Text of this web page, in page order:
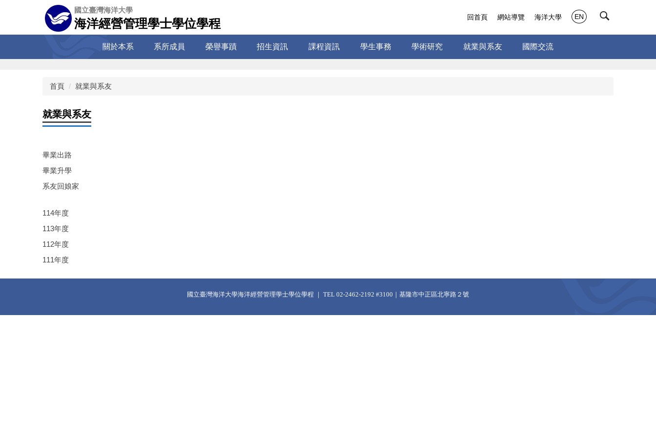
容
國立臺灣海洋大學
海洋經營管理學士學位學程
關於本系 系所成員 榮譽事蹟 招生資訊 課程資訊 學生事務 學術研究 就業與系友 國際交流
回首頁 網站導覽 海洋大學 EN
首頁 就業與系友
就業與系友
畢業出路
畢業升學
系友回娘家
114年度
113年度
112年度
111年度
國立臺灣海洋大學海洋經營管理學士學位學程 ｜ TEL 02-2462-2192 #3100｜基隆市中正區北寧路２號